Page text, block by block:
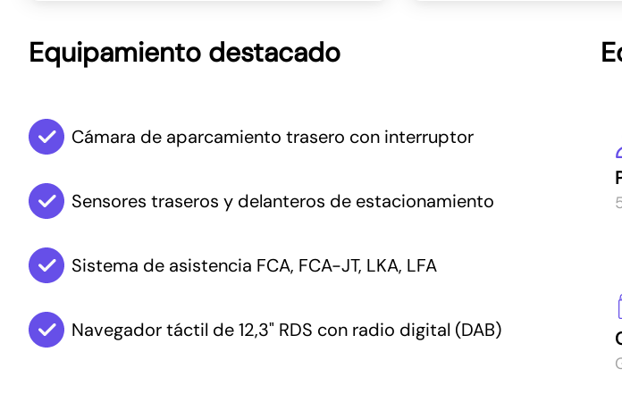
Equipamiento destacado
Cámara de aparcamiento trasero con interruptor
Sensores traseros y delanteros de estacionamiento
Sistema de asistencia FCA, FCA-JT, LKA, LFA
Navegador táctil de 12,3" RDS con radio digital (DAB)